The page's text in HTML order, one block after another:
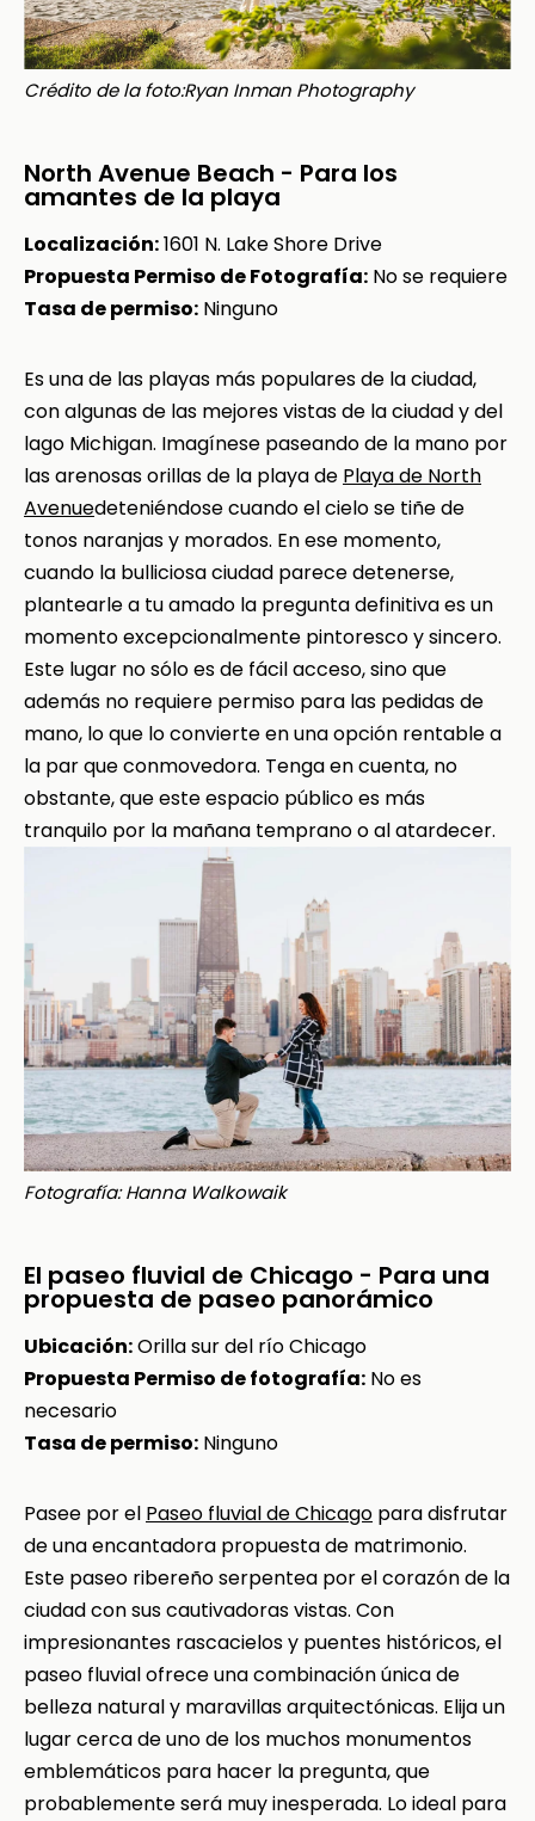
Crédito de la foto:Ryan Inman Photography
North Avenue Beach - Para los
amantes de la playa
Localización:1601 N. Lake Shore Drive
Propuesta Permiso de Fotografía: No se requiere
Tasa de permiso: Ninguno
Es una de las playas más populares de la ciudad,
con algunas de las mejores vistas de la ciudad y del
lago Michigan. Imagínese paseando de la mano por
las arenosas orillas de la playa de Playa de North
Avenuedeteniéndose cuando el cielo se tiñe de
tonos naranjas y morados. En ese momento,
cuando la bulliciosa ciudad parece detenerse,
plantearle a tu amado la pregunta definitiva es un
momento excepcionalmente pintoresco y sincero.
Este lugar no sólo es de fácil acceso, sino que
además no requiere permiso para las pedidas de
mano, lo que lo convierte en una opción rentable a
la par que conmovedora. Tenga en cuenta, no
obstante, que este espacio público es más
tranquilo por la mañana temprano o al atardecer.
Fotografía: Hanna Walkowaik
El paseo fluvial de Chicago - Para una
propuesta de paseo panorámico
Ubicación:Orilla sur del río Chicago
Propuesta Permiso de fotografía: No es
necesario
Tasa de permiso: Ninguno
Pasee por el Paseo fluvial de Chicago para disfrutar
de una encantadora propuesta de matrimonio.
Este paseo ribereño serpentea por el corazón de la
ciudad con sus cautivadoras vistas. Con
impresionantes rascacielos y puentes históricos, el
paseo fluvial ofrece una combinación única de
belleza natural y maravillas arquitectónicas. Elija un
lugar cerca de uno de los muchos monumentos
emblemáticos para hacer la pregunta, que
probablemente será muy inesperada. Lo ideal para